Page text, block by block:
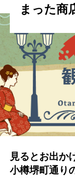
まった商
見るとお出か
小樽堺町通り